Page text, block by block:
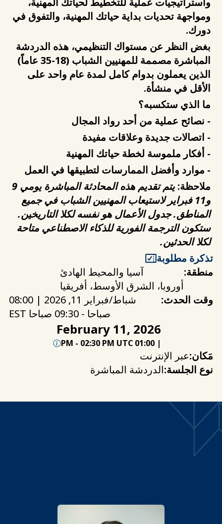
ومواجهة تحديات بداية حياتك المهنية، والتفوق في
دورك.
بغض النظر عن مستواك التنظيمي، هذه الدردشة
المباشرة مصممة للمهنيين الشباب (18-35 عاماً)
الذين يعملون بدوام كامل لمدة عام واحد على
الأقل في منشأة.
ما الذي ستكسبه؟
- نصائح عملية من أحد رواد المجال
- اتصالات جديدة وعلاقات مفيدة
- أفكار ملموسة لخطة حياتك المهنية
- موارد وأفضل الممارسات لتطبيقها في العمل
ملاحظة:
يتم تقديم هذه المحادثة المباشرة يومي 9
و11 فبراير لاستيعاب المهنيين الشباب في جميع
المناطق. جدول الأعمال هو نفسه لكلا التاريخين.
ستكون الترجمة الفورية للذكاء الاصطناعي متاحة
لكلا الحدثين.
تذكرة مطلوبة
منطقة:
آسيا والمحيط الهادئ
أوروبا، الشرق الأوسط، أفريقيا
وقت الحدث:
شباط/فبراير 11, 2026 | 08:00
صباحا - 09:30 صباحا EST
February 11, 2026
|
01:00 PM
- 02:30 PM UTC
مَكان:عبر الإنترنت
نوع الجلسة:الدردشة المباشرة